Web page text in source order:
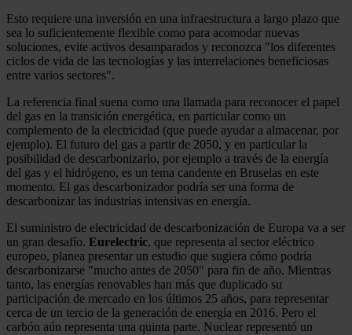
Esto requiere una inversión en una infraestructura a largo plazo que
sea lo suficientemente flexible como para acomodar nuevas
soluciones, evite activos desamparados y reconozca "los diferentes
ciclos de vida de las tecnologías y las interrelaciones beneficiosas
entre varios sectores".
La referencia final suena como una llamada para reconocer el papel
del gas en la transición energética, en particular como un
complemento de la electricidad (que puede ayudar a almacenar, por
ejemplo). El futuro del gas a partir de 2050, y en particular la
posibilidad de descarbonizarlo, por ejemplo a través de la energía
del gas y el hidrógeno, es un tema candente en Bruselas en este
momento. El gas descarbonizador podría ser una forma de
descarbonizar las industrias intensivas en energía.
El suministro de electricidad de descarbonización de Europa va a ser
un gran desafío. Eurelectric, que representa al sector eléctrico
europeo, planea presentar un estudio que sugiera cómo podría
descarbonizarse "mucho antes de 2050" para fin de año. Mientras
tanto, las energías renovables han más que duplicado su
participación de mercado en los últimos 25 años, para representar
cerca de un tercio de la generación de energía en 2016. Pero el
carbón aún representa una quinta parte. Nuclear representó un